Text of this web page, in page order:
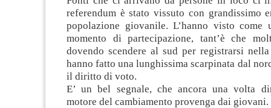
referendum è stato vissuto con grandissimo
popolazione giovanile. L’hanno visto come
momento di partecipazione, tant’è che
dovendo scendere al sud per registrarsi
hanno fatto una lunghissima scarpinata dal
il diritto di voto.
E’ un bel segnale, che ancora una volta
motore del cambiamento provenga dai giovani.